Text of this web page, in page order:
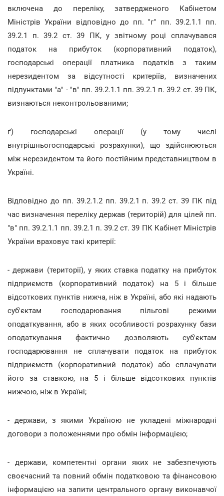
включена до переліку, затвердженого Кабінетом
Міністрів України відповідно до пп. "г" пп. 39.2.1.1 пп.
39.2.1 п. 39.2 ст. 39 ПК, у звітному році сплачувався
податок на прибуток (корпоративний податок),
господарські операції платника податків з таким
нерезидентом за відсутності критеріїв, визначених
підпунктами "а" - "в" пп. 39.2.1.1 пп. 39.2.1 п. 39.2 ст. 39 ПК,
визнаються неконтрольованими;
ґ) господарські операції (у тому числі
внутрішньогосподарські розрахунки), що здійснюються
між нерезидентом та його постійним представництвом в
Україні.
Відповідно до пп. 39.2.1.2 пп. 39.2.1 п. 39.2 ст. 39 ПК під
час визначення переліку держав (територій) для цілей пп.
"в" пп. 39.2.1.1 пп. 39.2.1 п. 39.2 ст. 39 ПК Кабінет Міністрів
України враховує такі критерії:
- держави (території), у яких ставка податку на прибуток
підприємств (корпоративний податок) на 5 і більше
відсоткових пунктів нижча, ніж в Україні, або які надають
суб'єктам господарювання пільгові режими
оподаткування, або в яких особливості розрахунку бази
оподаткування фактично дозволяють суб'єктам
господарювання не сплачувати податок на прибуток
підприємств (корпоративний податок) або сплачувати
його за ставкою, на 5 і більше відсоткових пунктів
нижчою, ніж в Україні;
- держави, з якими Україною не укладені міжнародні
договори з положеннями про обмін інформацією;
- держави, компетентні органи яких не забезпечують
своєчасний та повний обмін податковою та фінансовою
інформацією на запити центрального органу виконавчої